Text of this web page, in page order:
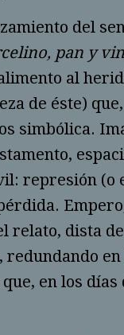
del
pan y
al
de éste)
simbó­li­ca.
repre­sión (o
relato, dista
, redundando
en los días